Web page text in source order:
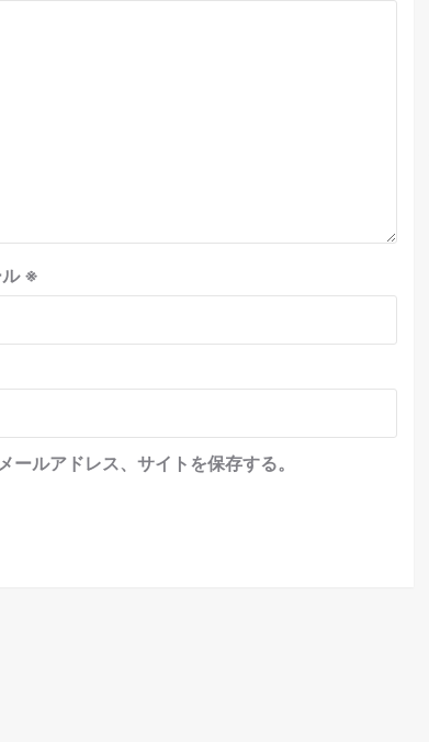
※
ルアドレス、サイトを保存する。